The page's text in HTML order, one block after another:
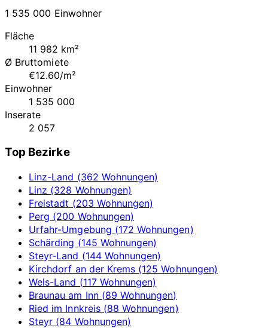
1 535 000 Einwohner
Fläche
11 982 km²
Ø Bruttomiete
€12.60/m²
Einwohner
1 535 000
Inserate
2 057
Top Bezirke
Linz-Land (362 Wohnungen)
Linz (328 Wohnungen)
Freistadt (203 Wohnungen)
Perg (200 Wohnungen)
Urfahr-Umgebung (172 Wohnungen)
Schärding (145 Wohnungen)
Steyr-Land (144 Wohnungen)
Kirchdorf an der Krems (125 Wohnungen)
Wels-Land (117 Wohnungen)
Braunau am Inn (89 Wohnungen)
Ried im Innkreis (88 Wohnungen)
Steyr (84 Wohnungen)